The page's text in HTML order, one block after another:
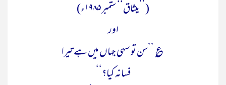
(’’میثاق‘‘ ستمبر ۱۹۸۵ء)
اور
؏ ’’سن تو سہی جہاں میں ہے تیرا
فسانہ کیا؟‘‘